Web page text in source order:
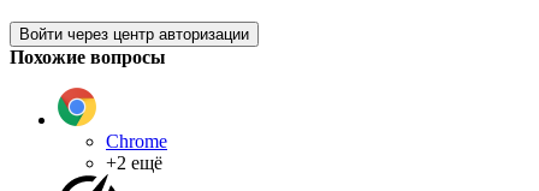
Войти через центр авторизации
Похожие вопросы
Chrome
+2 ещё